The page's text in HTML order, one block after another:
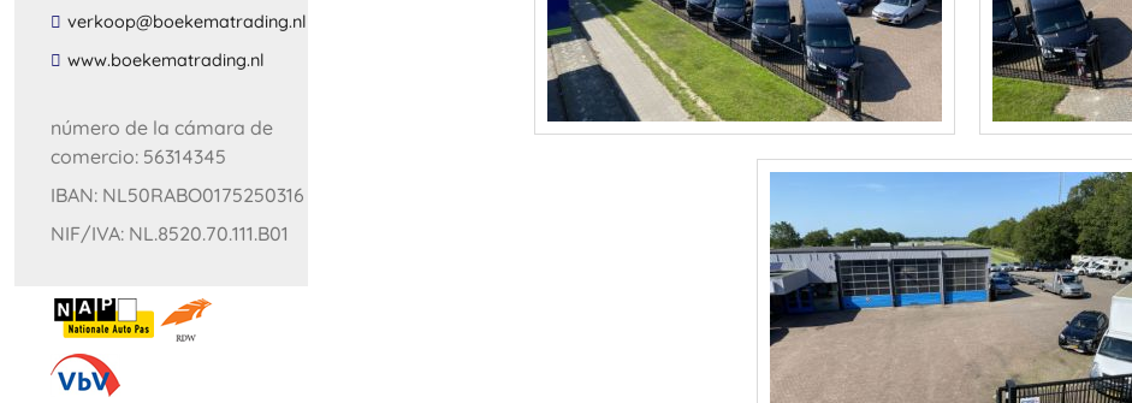
​verkoop​@​boekematrading​.​nl​
​www​.​boekematrading​.​nl​
número de la cámara de
comercio: 56314345
IBAN: NL50RABO0175250316
NIF/IVA: NL.8520.70.111.B01